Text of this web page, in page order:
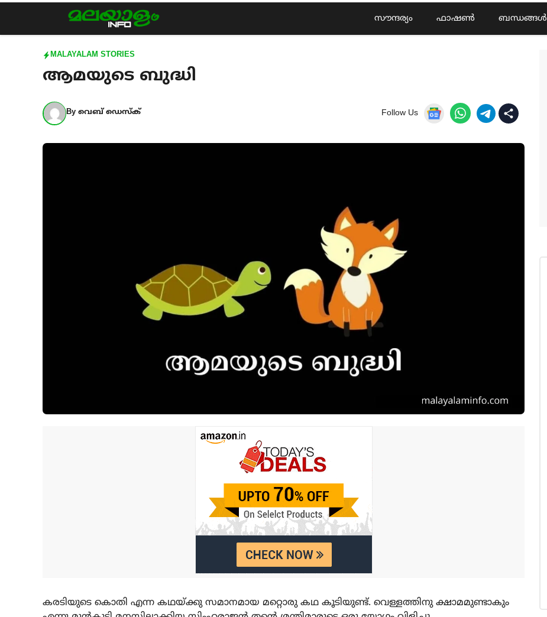
content
സൗന്ദര്യം ഫാഷൺ ബന്ധങ്ങൾ
MALAYALAM STORIES
ആമയുടെ ബുദ്ധി
By വെബ് ഡെസ്ക് Follow Us
കരടിയുടെ കൊതി എന്ന കഥയ്ക്കു സമാനമായ മറ്റൊരു കഥ കൂടിയുണ്ട്‌. വെള്ളത്തിനു ക്ഷാമമുണ്ടാകും